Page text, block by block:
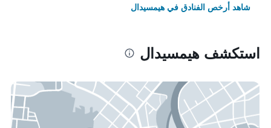
شاهد أرخص الفنادق في هيمسيدال
استكشف هيمسيدال